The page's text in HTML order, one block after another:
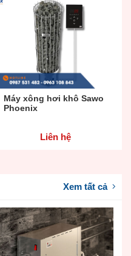
Máy xông hơi khô Sawo
Phoenix
Liên hệ
Xem tất cả